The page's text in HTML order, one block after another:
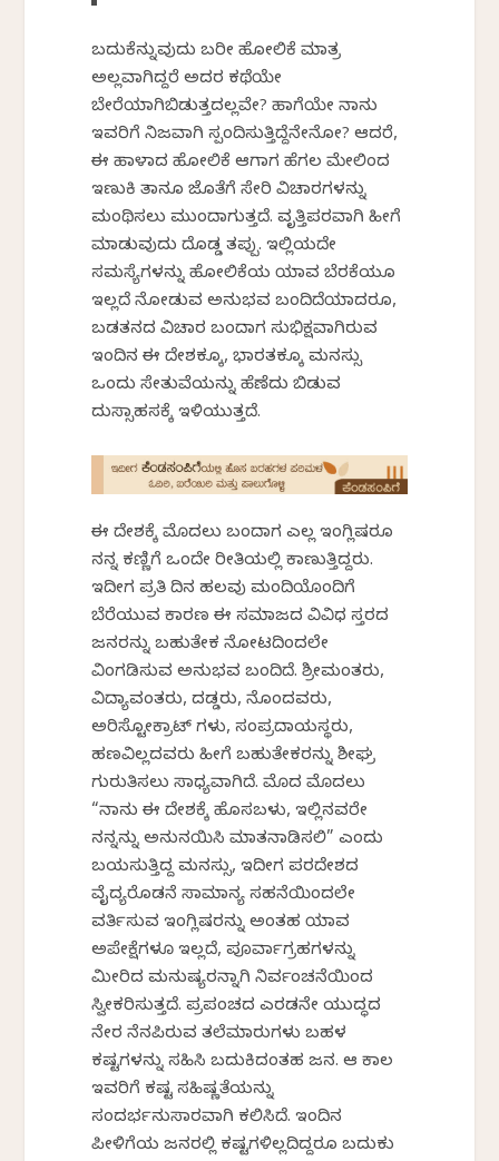
ಬದುಕೆನ್ನುವುದು ಬರೀ ಹೋಲಿಕೆ ಮಾತ್ರ
ಅಲ್ಲವಾಗಿದ್ದರೆ ಅದರ ಕಥೆಯೇ
ಬೇರೆಯಾಗಿಬಿಡುತ್ತದಲ್ಲವೇ? ಹಾಗೆಯೇ ನಾನು
ಇವರಿಗೆ ನಿಜವಾಗಿ ಸ್ಪಂದಿಸುತ್ತಿದ್ದೆನೇನೋ? ಆದರೆ,
ಈ ಹಾಳಾದ ಹೋಲಿಕೆ ಆಗಾಗ ಹೆಗಲ ಮೇಲಿಂದ
ಇಣುಕಿ ತಾನೂ ಜೊತೆಗೆ ಸೇರಿ ವಿಚಾರಗಳನ್ನು
ಮಂಥಿಸಲು ಮುಂದಾಗುತ್ತದೆ. ವೃತ್ತಿಪರವಾಗಿ ಹೀಗೆ
ಮಾಡುವುದು ದೊಡ್ಡ ತಪ್ಪು. ಇಲ್ಲಿಯದೇ
ಸಮಸ್ಯೆಗಳನ್ನು ಹೋಲಿಕೆಯ ಯಾವ ಬೆರಕೆಯೂ
ಇಲ್ಲದೆ ನೋಡುವ ಅನುಭವ ಬಂದಿದೆಯಾದರೂ,
ಬಡತನದ ವಿಚಾರ ಬಂದಾಗ ಸುಭಿಕ್ಷವಾಗಿರುವ
ಇಂದಿನ ಈ ದೇಶಕ್ಕೂ, ಭಾರತಕ್ಕೂ ಮನಸ್ಸು
ಒಂದು ಸೇತುವೆಯನ್ನು ಹೆಣೆದು ಬಿಡುವ
ದುಸ್ಸಾಹಸಕ್ಕೆ ಇಳಿಯುತ್ತದೆ.
ಈ ದೇಶಕ್ಕೆ ಮೊದಲು ಬಂದಾಗ ಎಲ್ಲ ಇಂಗ್ಲಿಷರೂ
ನನ್ನ ಕಣ್ಣಿಗೆ ಒಂದೇ ರೀತಿಯಲ್ಲಿ ಕಾಣುತ್ತಿದ್ದರು.
ಇದೀಗ ಪ್ರತಿ ದಿನ ಹಲವು ಮಂದಿಯೊಂದಿಗೆ
ಬೆರೆಯುವ ಕಾರಣ ಈ ಸಮಾಜದ ವಿವಿಧ ಸ್ತರದ
ಜನರನ್ನು ಬಹುತೇಕ ನೋಟದಿಂದಲೇ
ವಿಂಗಡಿಸುವ ಅನುಭವ ಬಂದಿದೆ. ಶ್ರೀಮಂತರು,
ವಿದ್ಯಾವಂತರು, ದಡ್ಡರು, ನೊಂದವರು,
ಅರಿಸ್ಟೋಕ್ರಾಟ್ ಗಳು, ಸಂಪ್ರದಾಯಸ್ಥರು,
ಹಣವಿಲ್ಲದವರು ಹೀಗೆ ಬಹುತೇಕರನ್ನು ಶೀಘ್ರ
ಗುರುತಿಸಲು ಸಾಧ್ಯವಾಗಿದೆ. ಮೊದ ಮೊದಲು
“ನಾನು ಈ ದೇಶಕ್ಕೆ ಹೊಸಬಳು, ಇಲ್ಲಿನವರೇ
ನನ್ನನ್ನು ಅನುನಯಿಸಿ ಮಾತನಾಡಿಸಲಿ” ಎಂದು
ಬಯಸುತ್ತಿದ್ದ ಮನಸ್ಸು, ಇದೀಗ ಪರದೇಶದ
ವೈದ್ಯರೊಡನೆ ಸಾಮಾನ್ಯ ಸಹನೆಯಿಂದಲೇ
ವರ್ತಿಸುವ ಇಂಗ್ಲಿಷರನ್ನು ಅಂತಹ ಯಾವ
ಅಪೇಕ್ಷೆಗಳೂ ಇಲ್ಲದೆ, ಪೂರ್ವಾಗ್ರಹಗಳನ್ನು
ಮೀರಿದ ಮನುಷ್ಯರನ್ನಾಗಿ ನಿರ್ವಂಚನೆಯಿಂದ
ಸ್ವೀಕರಿಸುತ್ತದೆ. ಪ್ರಪಂಚದ ಎರಡನೇ ಯುದ್ಧದ
ನೇರ ನೆನಪಿರುವ ತಲೆಮಾರುಗಳು ಬಹಳ
ಕಷ್ಟಗಳನ್ನು ಸಹಿಸಿ ಬದುಕಿದಂತಹ ಜನ. ಆ ಕಾಲ
ಇವರಿಗೆ ಕಷ್ಟ ಸಹಿಷ್ಣತೆಯನ್ನು
ಸಂದರ್ಭನುಸಾರವಾಗಿ ಕಲಿಸಿದೆ. ಇಂದಿನ
ಪೀಳಿಗೆಯ ಜನರಲ್ಲಿ ಕಷ್ಟಗಳಿಲ್ಲದಿದ್ದರೂ ಬದುಕು